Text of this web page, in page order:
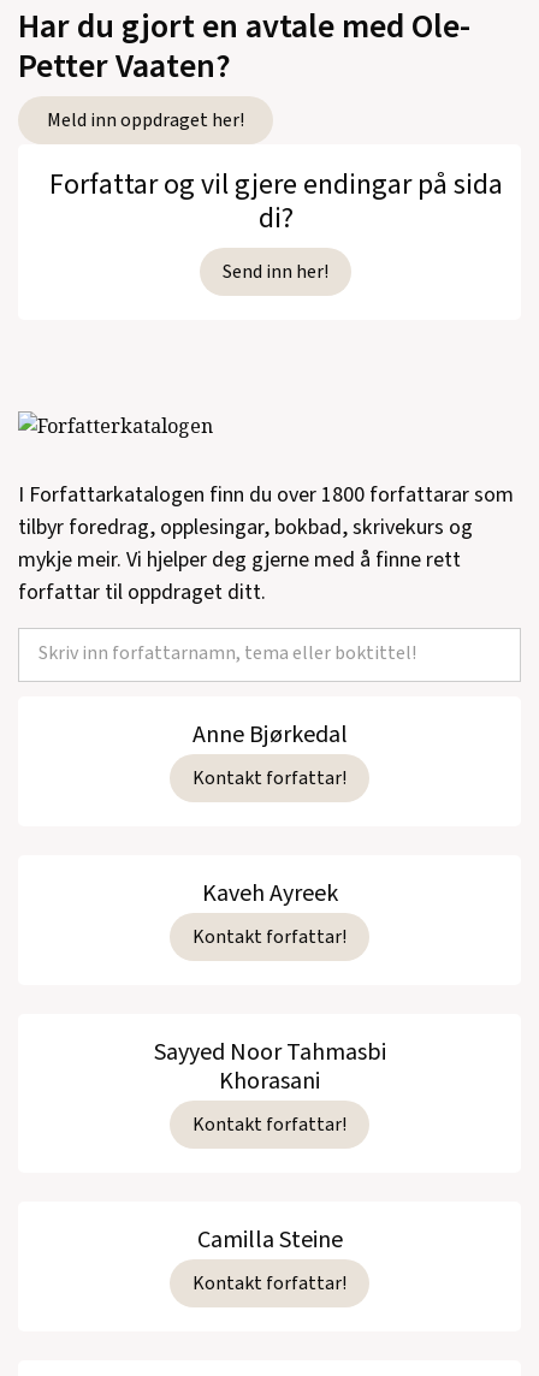
Har du gjort en avtale med Ole-
Petter Vaaten?
Meld inn oppdraget her!
Forfattar og vil gjere endingar på sida
di?
Send inn her!
I Forfattarkatalogen finn du over 1800 forfattarar som
tilbyr foredrag, opplesingar, bokbad, skrivekurs og
mykje meir. Vi hjelper deg gjerne med å finne rett
forfattar til oppdraget ditt.
Anne Bjørkedal
Kontakt forfattar!
Kaveh Ayreek
Kontakt forfattar!
Sayyed Noor Tahmasbi
Khorasani
Kontakt forfattar!
Camilla Steine
Kontakt forfattar!